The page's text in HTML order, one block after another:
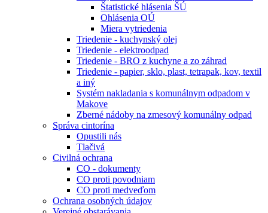
Štatistické hlásenia ŠÚ
Ohlásenia OÚ
Miera vytriedenia
Triedenie - kuchynský olej
Triedenie - elektroodpad
Triedenie - BRO z kuchyne a zo záhrad
Triedenie - papier, sklo, plast, tetrapak, kov, textil
a iný
Systém nakladania s komunálnym odpadom v
Makove
Zberné nádoby na zmesový komunálny odpad
Správa cintorína
Opustili nás
Tlačivá
Civilná ochrana
CO - dokumenty
CO proti povodniam
CO proti medveďom
Ochrana osobných údajov